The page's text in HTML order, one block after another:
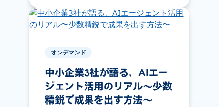
オンデマンド
中小企業3社が語る、AIエー
ジェント活用のリアル〜少数
精鋭で成果を出す方法〜